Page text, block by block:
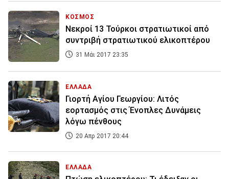
ΚΟΣΜΟΣ
Νεκροί 13 Τούρκοι στρατιωτικοί από
συντριβή στρατιωτικού ελικοπτέρου
31 Μάι 2017 23:35
ΕΛΛΑΔΑ
Γιορτή Αγίου Γεωργίου: Λιτός
εορτασμός στις Ένοπλες Δυνάμεις
λόγω πένθους
20 Απρ 2017 20:44
ΕΛΛΑΔΑ